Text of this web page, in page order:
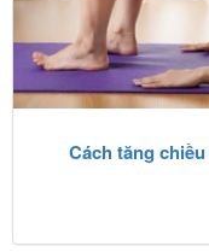
Cách tăng